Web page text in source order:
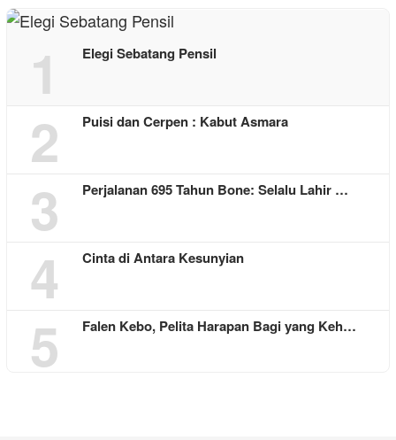
1 Elegi Sebatang Pensil
2 Puisi dan Cerpen : Kabut Asmara
3 Perjalanan 695 Tahun Bone: Selalu Lahir …
4 Cinta di Antara Kesunyian
5 Falen Kebo, Pelita Harapan Bagi yang Keh…